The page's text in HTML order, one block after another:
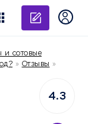
и сотовые
» Отзывы »
4.3